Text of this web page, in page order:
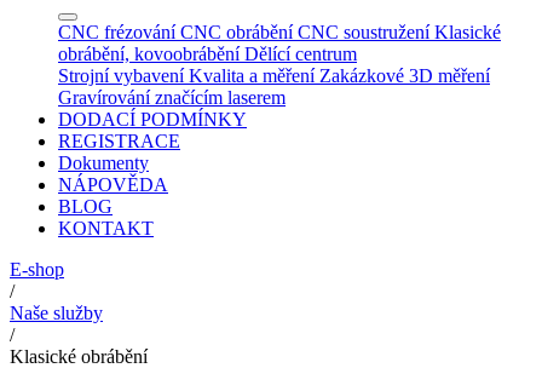
CNC frézování CNC obrábění CNC soustružení Klasické
obrábění, kovoobrábění Dělící centrum
Strojní vybavení Kvalita a měření Zakázkové 3D měření
Gravírování značícím laserem
DODACÍ PODMÍNKY
REGISTRACE
Dokumenty
NÁPOVĚDA
BLOG
KONTAKT
E-shop
/
Naše služby
/
Klasické obrábění